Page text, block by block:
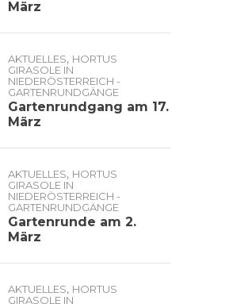
März
AKTUELLES, HORTUS
GIRASOLE IN
NIEDERÖSTERREICH -
GARTENRUNDGÄNGE
Gartenrundgang am 17.
März
AKTUELLES, HORTUS
GIRASOLE IN
NIEDERÖSTERREICH -
GARTENRUNDGÄNGE
Gartenrunde am 2.
März
AKTUELLES, HORTUS
GIRASOLE IN